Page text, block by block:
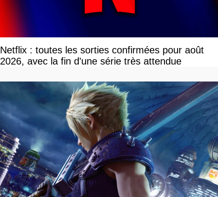
Netflix : toutes les sorties confirmées pour août
2026, avec la fin d'une série très attendue